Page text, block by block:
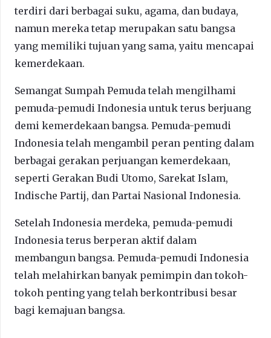
terdiri dari berbagai suku, agama, dan budaya,
namun mereka tetap merupakan satu bangsa
yang memiliki tujuan yang sama, yaitu mencapai
kemerdekaan.
Semangat Sumpah Pemuda telah mengilhami
pemuda-pemudi Indonesia untuk terus berjuang
demi kemerdekaan bangsa. Pemuda-pemudi
Indonesia telah mengambil peran penting dalam
berbagai gerakan perjuangan kemerdekaan,
seperti Gerakan Budi Utomo, Sarekat Islam,
Indische Partij, dan Partai Nasional Indonesia.
Setelah Indonesia merdeka, pemuda-pemudi
Indonesia terus berperan aktif dalam
membangun bangsa. Pemuda-pemudi Indonesia
telah melahirkan banyak pemimpin dan tokoh-
tokoh penting yang telah berkontribusi besar
bagi kemajuan bangsa.